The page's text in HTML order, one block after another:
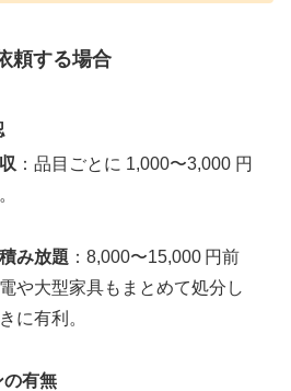
頼する場合
：品目ごとに 1,000〜3,000 円
み放題 ：8,000〜15,000 円前
や大型家具もまとめて処分し
に有利。
の有無